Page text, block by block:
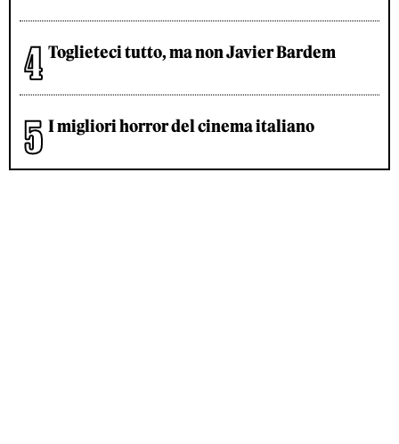
Toglieteci tutto, ma non Javier Bardem
I migliori horror del cinema italiano